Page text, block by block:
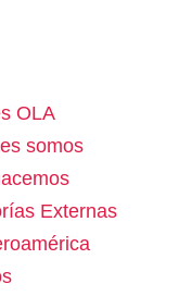
OLA
somos
Externas